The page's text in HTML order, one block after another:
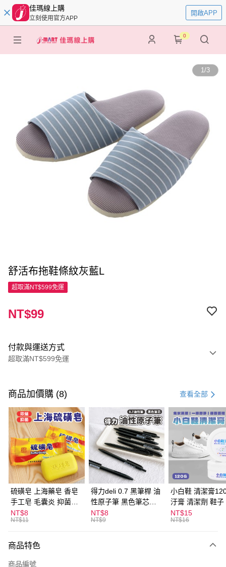
佳瑪線上購
立刻使用官方APP
開啟APP
0
1/3
舒活布拖鞋條紋灰藍L
超取滿NT$599免運
NT$99
付款與運送方式
超取滿NT$599免運
信用卡一次付款
超商取貨付款
LINE Pay
Apple Pay
街口支付
悠遊付
ATM付款
全家取貨付款
每筆NT$60，滿NT$599(含以上)免運費
商品加價購 (8) 查看全部
硫磺皂 上海藥皂 香皂
手工皂 毛囊炎 抑菌除
蟎 清潔護膚 去油去痘
寵物皮膚病 狗狗貓咪
NT$8
NT$11
得力deli 0.7 黑筆桿 油
性原子筆 黑色筆芯
S304
NT$8
NT$9
小白鞋 清潔膏
汙膏 清潔劑 鞋子
漬 白皮鞋 鞋油
NT$15
NT$16
商品特色
商品編號